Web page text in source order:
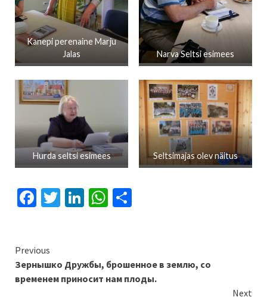
Kanepi perenaine Marju
Jalas
Narva Seltsi esimees
Hurda seltsi esimees Seltsimajas olev näitus
Facebook
Twitter
LinkedIn
WhatsApp
Continue
Reading
Previous
Зернышко Дружбы, брошенное в землю, со
временем приносит нам плоды.
Next